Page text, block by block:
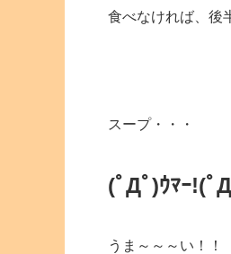
食べなければ、後
スープ・・・
(ﾟДﾟ)ｳﾏｰ!(ﾟ
うま～～～い！！